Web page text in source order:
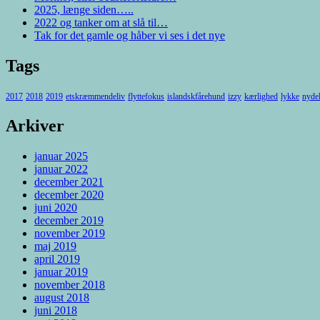
2025, længe siden…..
2022 og tanker om at slå til…
Tak for det gamle og håber vi ses i det nye
Tags
2017 2018 2019 etskræmmendeliv flyttefokus islandskfårehund izzy kærlighed lykke
Arkiver
januar 2025
januar 2022
december 2021
december 2020
juni 2020
december 2019
november 2019
maj 2019
april 2019
januar 2019
november 2018
august 2018
juni 2018